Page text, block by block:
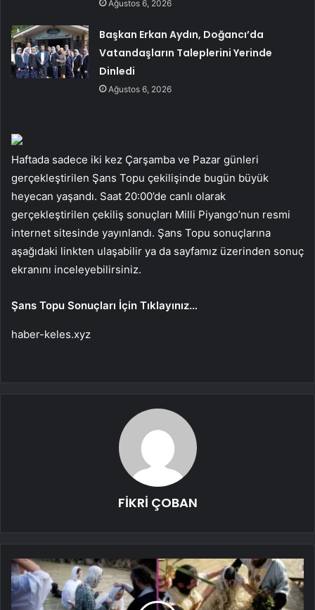
Ağustos 6, 2026
Başkan Erkan Aydın, Doğancı’da
Vatandaşların Taleplerini Yerinde
Dinledi
Ağustos 6, 2026
Haftada sadece iki kez Çarşamba ve Pazar günleri
gerçekleştirilen Şans Topu çekilişinde bugün büyük
heyecan yaşandı. Saat 20:00’de canlı olarak
gerçekleştirilen çekiliş sonuçları Milli Piyango’nun resmi
internet sitesinde yayınlandı. Şans Topu sonuçlarına
aşağıdaki linkten ulaşabilir ya da sayfamız üzerinden sonuç
ekranını inceleyebilirsiniz.
Şans Topu Sonuçları İçin Tıklayınız…
haber-keles.xyz
FİKRİ ÇOBAN